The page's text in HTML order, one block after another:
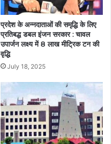
प्रदेश के अन्नदाताओं की समृद्धि के लिए
प्रतिबद्ध डबल इंजन सरकार : चावल
उपार्जन लक्ष्य में 8 लाख मीट्रिक टन की
वृद्धि
July 18, 2025